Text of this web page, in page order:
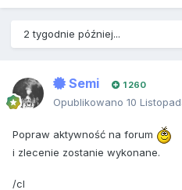
2 tygodnie później...
Semi 1 260
Opublikowano 10
Popraw aktywność na forum
i zlecenie zostanie wykonane.
/cl